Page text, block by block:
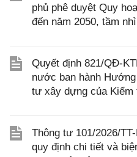
phủ phê duyệt Quy
đến năm 2050, tầm
Quyết định 821/QĐ-
nước ban hành
tư xây dựng của Kiểm
Thông tư 101/2026/
quy định chi tiết và